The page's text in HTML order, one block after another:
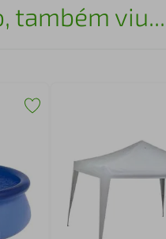
também viu...